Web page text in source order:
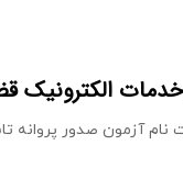
الکترونیک
نام آزمون صدور